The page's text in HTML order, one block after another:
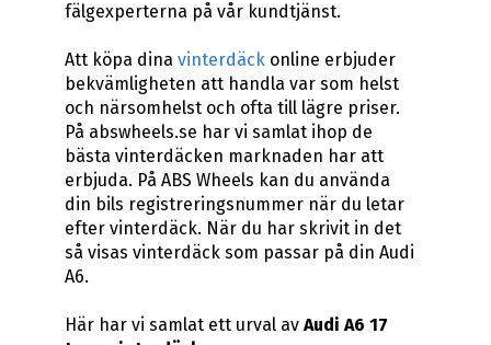
fälgexperterna på vår kundtjänst.
Att köpa dinavinterdäck online erbjuder
bekvämligheten att handla var som helst
och närsomhelst och ofta till lägre priser.
På abswheels.se har vi samlat ihop de
bästa vinterdäcken marknaden har att
erbjuda. På ABS Wheels kan du använda
din bils registreringsnummer när du letar
efter vinterdäck. När du har skrivit in det
så visas vinterdäck som passar på din Audi
A6.
Här har vi samlat ett urval avAudi A6 17